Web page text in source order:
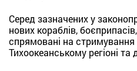
Серед зазначених у
нових кораблів,
спрямовані на
Тихоокеанському регіоні та